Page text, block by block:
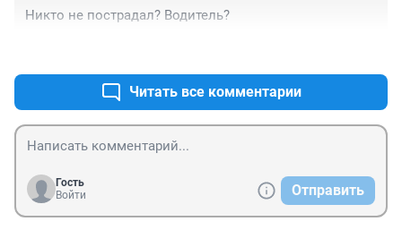
Никто не пострадал? Водитель?
Читать все комментарии
Гость
Войти
Отправить